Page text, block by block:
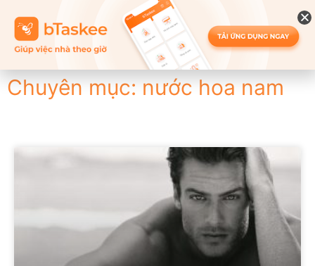
Chuyên mục: nước hoa nam